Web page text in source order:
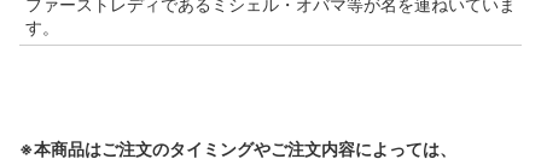
す。
※本商品はご注文のタイミングやご注文内容によっては、